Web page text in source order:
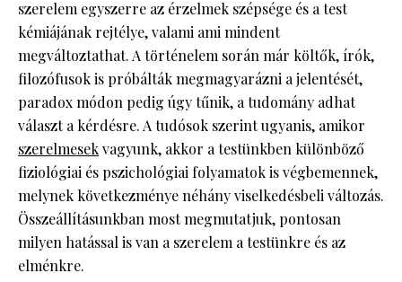
szerelem egyszerre az érzelmek szépsége és a test
kémiájának rejtélye, valami ami mindent
megváltoztathat. A történelem során már költők, írók,
filozófusok is próbálták megmagyarázni a jelentését,
paradox módon pedig úgy tűnik, a tudomány adhat
választ a kérdésre. A tudósok szerint ugyanis, amikor
szerelmesekvagyunk, akkor a testünkben különböző
fiziológiai és pszichológiai folyamatok is végbemennek,
melynek következménye néhány viselkedésbeli változás.
Összeállításunkban most megmutatjuk, pontosan
milyen hatással is van a szerelem a testünkre és az
elménkre.